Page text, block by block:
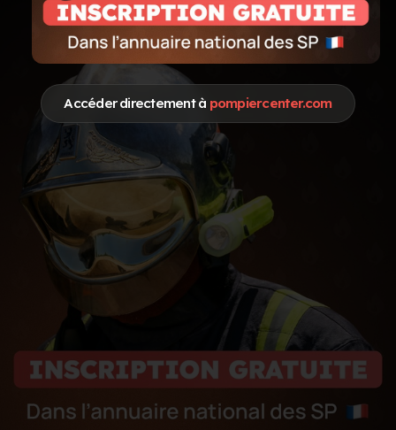
Accéder directement à pompiercenter.com